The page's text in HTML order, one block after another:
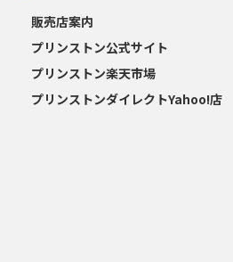
販売店案内
プリンストン公式サイト
プリンストン楽天市場
プリンストンダイレクトYahoo!店